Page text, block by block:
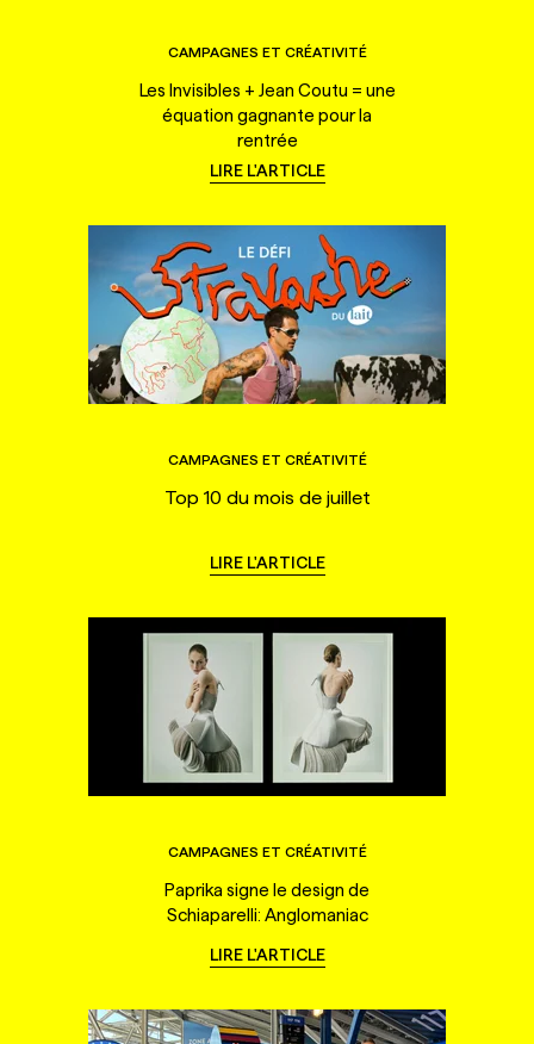
CAMPAGNES ET CRÉATIVITÉ
Les Invisibles + Jean Coutu = une
équation gagnante pour la
rentrée
LIRE L'ARTICLE
CAMPAGNES ET CRÉATIVITÉ
Top 10 du mois de juillet
LIRE L'ARTICLE
CAMPAGNES ET CRÉATIVITÉ
Paprika signe le design de
Schiaparelli: Anglomaniac
LIRE L'ARTICLE